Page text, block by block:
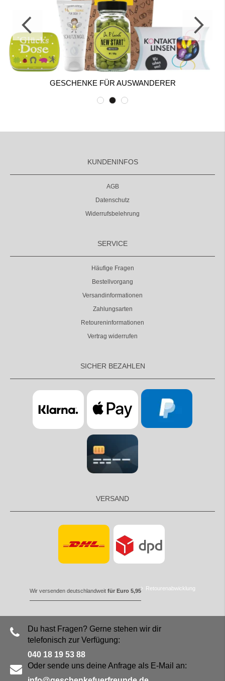
GESCHENKE FÜR AUSWANDERER
KUNDENINFOS
AGB
Datenschutz
Widerrufsbelehrung
SERVICE
Häufige Fragen
Bestellvorgang
Versandinformationen
Zahlungsarten
Retoureninformationen
Vertrag widerrufen
SICHER BEZAHLEN
VERSAND
Wir versenden deutschlandweit für Euro 5,95 Retourenabwicklung
Du hast Fragen? Gerne stehen wir dir
telefonisch zur Verfügung:
040 18 19 53 88
Oder sende uns deine Anfrage als E-Mail an: